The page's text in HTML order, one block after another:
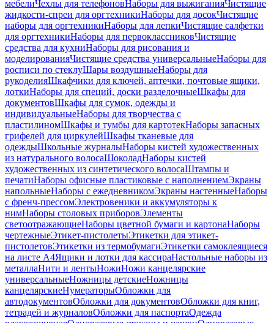
мебелиЧехлы для телефоновНаборы для выжиганияЧистящие
жидкости-спреи для оргтехникиНаборы для досокЧистящие
наборы для оргтехникиНаборы для лепкиЧистящие салфетки
для оргтехникиНаборы для первоклассниковЧистящие
средства для кухниНаборы для рисования и
моделированияЧистящие средства универсальныеНаборы для
росписи по стеклуШары воздушныеНаборы для
рукоделияШкафчики для ключей, аптечки, почтовые ящики,
лоткиНаборы для специй, доски разделочныеШкафы для
документовШкафы для сумок, одежды и
индивидуальныеНаборы для творчества с
пластилиномШкафы и тумбы для картотекНаборы запасных
грифелей для циркулейШкафы тканевые для
одеждыШкольные журналыНаборы кистей художественных
из натурального волосаШоколадНаборы кистей
художественных из синтетического волосаШтампы и
печатиНаборы офисные пластиковые с наполнениемЭкраны
напольныеНаборы с ежедневникомЭкраны настенныеНаборы
с френч-прессомЭлектровеники и аккумуляторы к
нимНаборы столовых приборовЭлементы
светоотражающиеНаборы цветной бумаги и картонаНаборы
чертежныеЭтикет-пистолетыЭтикетки для этикет-
пистолетовЭтикетки из термобумагиЭтикетки самоклеящиеся
на листе А4Ящики и лотки для кассираНастольные наборы из
металлаНити и лентыНожиНожи канцелярские
универсальныеНожницы детскиеНожницы
канцелярскиеНумераторыОбложки для
автодокументовОбложки для документовОбложки для книг,
тетрадей и журналовОбложки для паспортаОдежда